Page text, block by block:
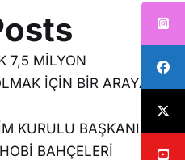
7,5 MİLYON
İÇİN BİR ARAYA
KURULU BAŞKANI
BAHÇELERİ